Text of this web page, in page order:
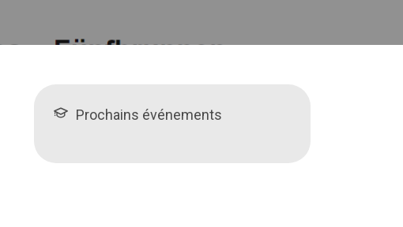
Prochains événements